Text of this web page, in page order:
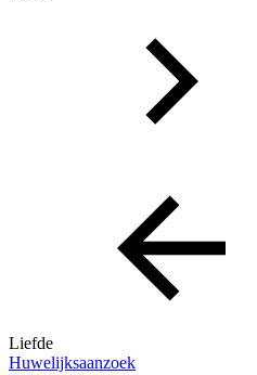
Liefde
Huwelijksaanzoek